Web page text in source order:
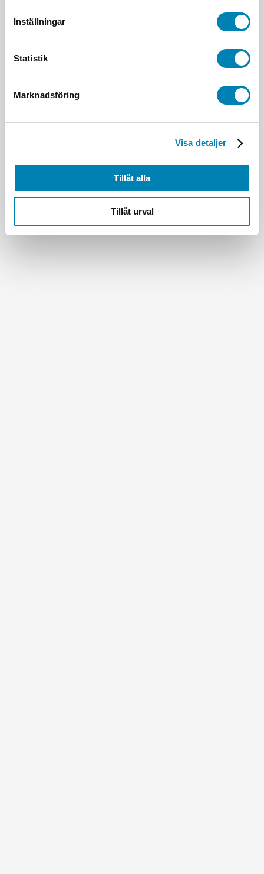
Inställningar
Statistik
Marknadsföring
Visa detaljer
Tillåt alla
Tillåt urval